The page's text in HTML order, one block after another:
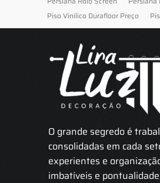
Piso Vinilico Durafloor Preço
O grande segredo é
consolidadas em cada
experientes e
imbatíveis e